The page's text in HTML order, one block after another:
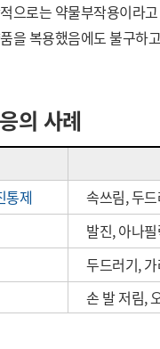
으로는 약물부작용이라
을 복용했음에도 불구하
의 사례
통제
속쓰림, 두
발진, 아나
두드러기,
손 발 저림,